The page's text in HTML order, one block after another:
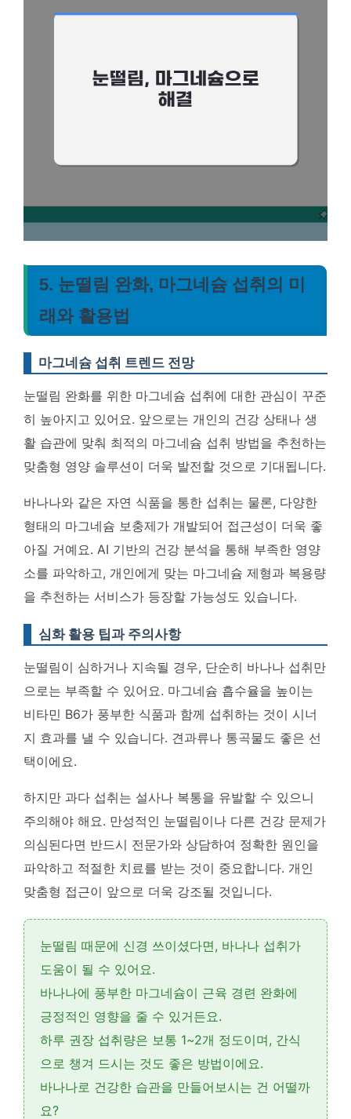
5. 눈떨림 완화, 마그네슘 섭취의 미
래와 활용법
마그네슘 섭취 트렌드 전망
눈떨림 완화를 위한 마그네슘 섭취에 대한 관심이 꾸준
히 높아지고 있어요. 앞으로는 개인의 건강 상태나 생
활 습관에 맞춰 최적의 마그네슘 섭취 방법을 추천하는
맞춤형 영양 솔루션이 더욱 발전할 것으로 기대됩니다.
바나나와 같은 자연 식품을 통한 섭취는 물론, 다양한
형태의 마그네슘 보충제가 개발되어 접근성이 더욱 좋
아질 거예요. AI 기반의 건강 분석을 통해 부족한 영양
소를 파악하고, 개인에게 맞는 마그네슘 제형과 복용량
을 추천하는 서비스가 등장할 가능성도 있습니다.
심화 활용 팁과 주의사항
눈떨림이 심하거나 지속될 경우, 단순히 바나나 섭취만
으로는 부족할 수 있어요. 마그네슘 흡수율을 높이는
비타민 B6가 풍부한 식품과 함께 섭취하는 것이 시너
지 효과를 낼 수 있습니다. 견과류나 통곡물도 좋은 선
택이에요.
하지만 과다 섭취는 설사나 복통을 유발할 수 있으니
주의해야 해요. 만성적인 눈떨림이나 다른 건강 문제가
의심된다면 반드시 전문가와 상담하여 정확한 원인을
파악하고 적절한 치료를 받는 것이 중요합니다. 개인
맞춤형 접근이 앞으로 더욱 강조될 것입니다.
눈떨림 때문에 신경 쓰이셨다면, 바나나 섭취가
도움이 될 수 있어요.
바나나에 풍부한 마그네슘이 근육 경련 완화에
긍정적인 영향을 줄 수 있거든요.
하루 권장 섭취량은 보통 1~2개 정도이며, 간식
으로 챙겨 드시는 것도 좋은 방법이에요.
바나나로 건강한 습관을 만들어보시는 건 어떨까
요?